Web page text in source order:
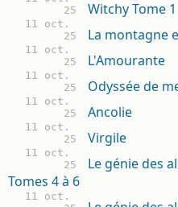
25
Witchy Tome 1
11 oct.
25
La montagne
11 oct.
25
L'Amourante
11 oct.
25
Odyssée de
11 oct.
25
Ancolie
11 oct.
25
Virgile
11 oct.
25
Le génie des
Tomes 4 à 6
11 oct.